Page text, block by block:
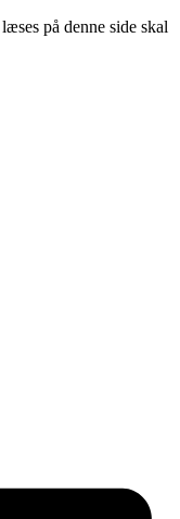
på denne side skal